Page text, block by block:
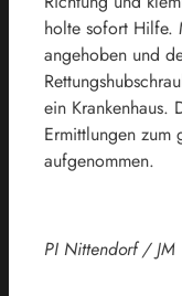
holte sofort Hilfe.
angehoben und
ein Krankenhaus.
Ermittlungen zum
aufgenommen.
PI Nittendorf / JM